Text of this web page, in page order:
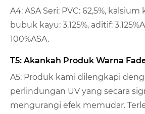
A4: ASA Seri: PVC: 62,5%, kalsium
bubuk kayu: 3,125%, aditif:
100%ASA.
T5: Akankah Produk Warna
A5: Produk kami dilengkapi
perlindungan UV yang secara
mengurangi efek memudar.